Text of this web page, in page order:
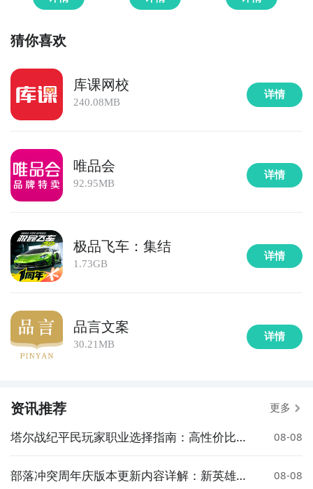
猜你喜欢
库课网校
240.08MB
详情
唯品会
92.95MB
详情
极品飞车：集结
1.73GB
详情
品言文案
30.21MB
详情
资讯推荐 更多
塔尔战纪平民玩家职业选择指南：高性价比与
08-08
部落冲突周年庆版本更新内容详解：新英雄、
08-08